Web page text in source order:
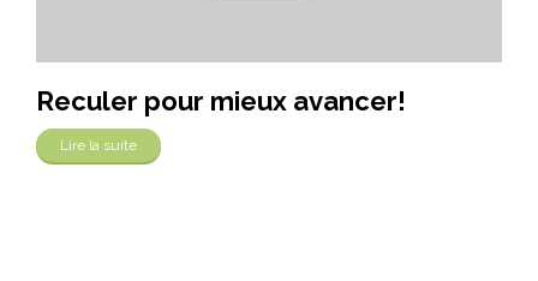
Reculer pour mieux avancer!
Lire la suite